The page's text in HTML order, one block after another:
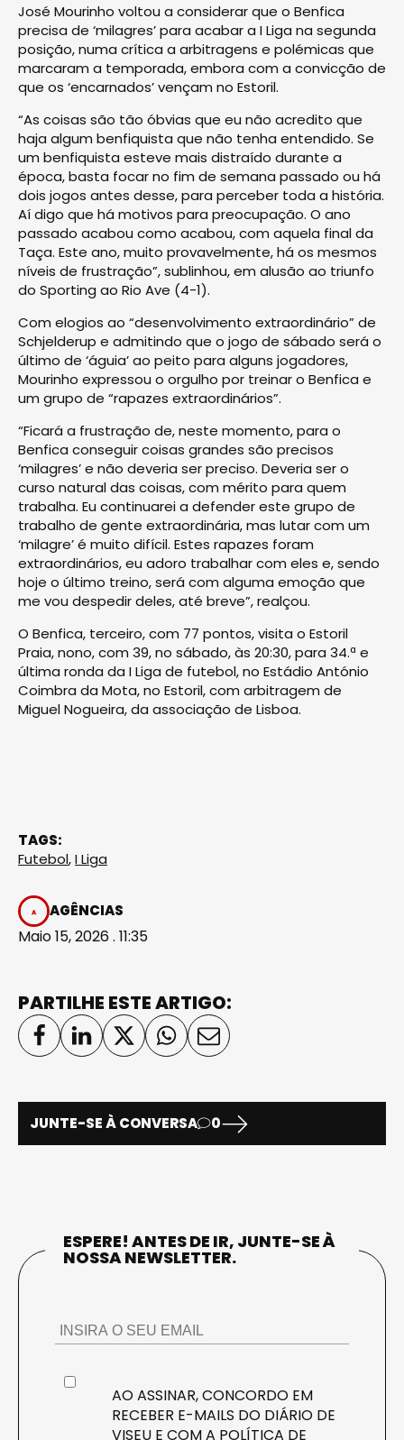
José Mourinho voltou a considerar que o Benfica
precisa de ‘milagres’ para acabar a I Liga na segunda
posição, numa crítica a arbitragens e polémicas que
marcaram a temporada, embora com a convicção de
que os ‘encarnados’ vençam no Estoril.
“As coisas são tão óbvias que eu não acredito que
haja algum benfiquista que não tenha entendido. Se
um benfiquista esteve mais distraído durante a
época, basta focar no fim de semana passado ou há
dois jogos antes desse, para perceber toda a história.
Aí digo que há motivos para preocupação. O ano
passado acabou como acabou, com aquela final da
Taça. Este ano, muito provavelmente, há os mesmos
níveis de frustração”, sublinhou, em alusão ao triunfo
do Sporting ao Rio Ave (4-1).
Com elogios ao “desenvolvimento extraordinário” de
Schjelderup e admitindo que o jogo de sábado será o
último de ‘águia’ ao peito para alguns jogadores,
Mourinho expressou o orgulho por treinar o Benfica e
um grupo de “rapazes extraordinários”.
“Ficará a frustração de, neste momento, para o
Benfica conseguir coisas grandes são precisos
‘milagres’ e não deveria ser preciso. Deveria ser o
curso natural das coisas, com mérito para quem
trabalha. Eu continuarei a defender este grupo de
trabalho de gente extraordinária, mas lutar com um
‘milagre’ é muito difícil. Estes rapazes foram
extraordinários, eu adoro trabalhar com eles e, sendo
hoje o último treino, será com alguma emoção que
me vou despedir deles, até breve”, realçou.
O Benfica, terceiro, com 77 pontos, visita o Estoril
Praia, nono, com 39, no sábado, às 20:30, para 34.ª e
última ronda da I Liga de futebol, no Estádio António
Coimbra da Mota, no Estoril, com arbitragem de
Miguel Nogueira, da associação de Lisboa.
TAGS:
Futebol,I Liga
AGÊNCIAS
Maio 15, 2026 . 11:35
PARTILHE ESTE ARTIGO:
JUNTE-SE À CONVERSA 0
ESPERE! ANTES DE IR, JUNTE-SE À
NOSSA NEWSLETTER.
AO ASSINAR, CONCORDO EM
RECEBER E-MAILS DO DIÁRIO DE
VISEU E COM A POLÍTICA DE